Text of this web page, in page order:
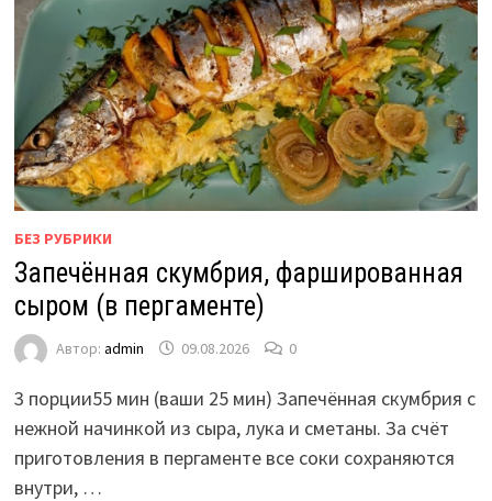
БЕЗ РУБРИКИ
Запечённая скумбрия, фаршированная
сыром (в пергаменте)
Автор: admin 09.08.2026 0
3 порции55 мин (ваши 25 мин) Запечённая скумбрия с
нежной начинкой из сыра, лука и сметаны. За счёт
приготовления в пергаменте все соки сохраняются
внутри, …